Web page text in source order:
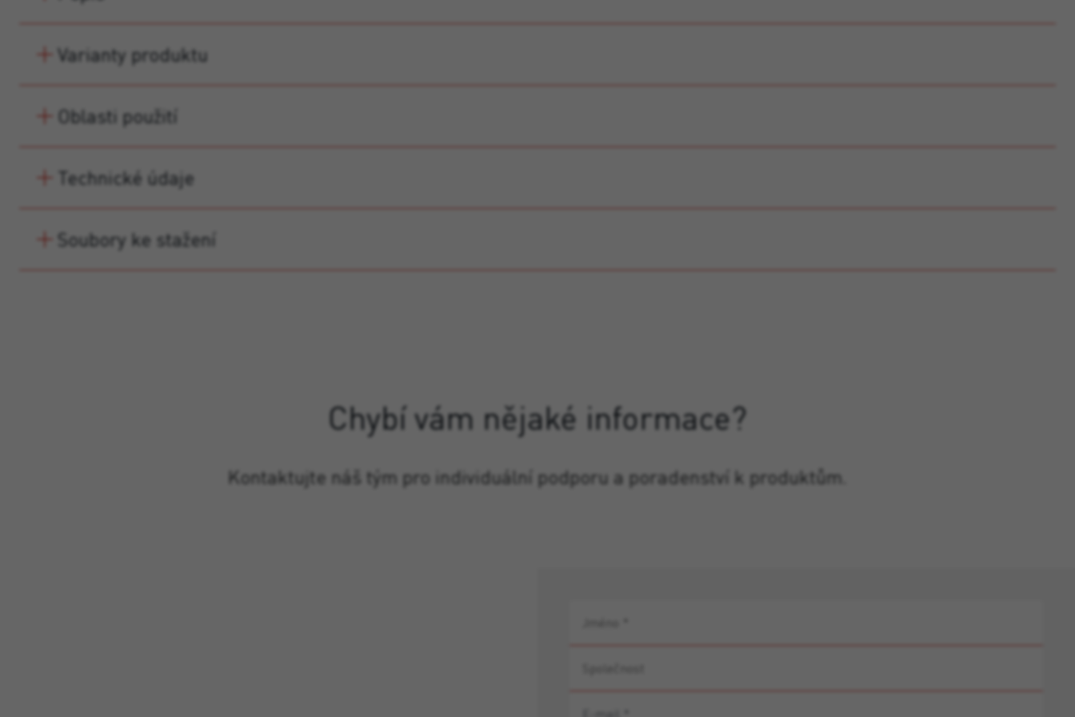
Varianty produktu
Oblasti použití
Technické údaje
Soubory ke stažení
Chybí vám nějaké informace?
Kontaktujte náš tým pro individuální podporu a poradenství k produktům.